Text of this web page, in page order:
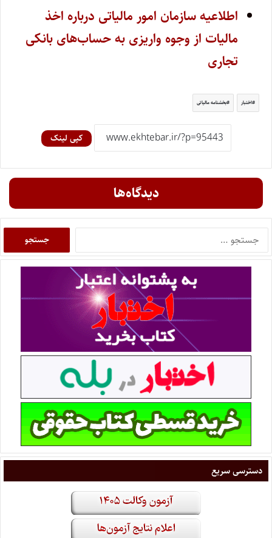
اطلاعیه سازمان امور مالیاتی درباره اخذ
مالیات از وجوه واریزی به حساب‌های بانکی
تجاری
اختبار بخشنامه مالیاتی
کپی لینک
دیدگاه‌ها
دسترسی سریع